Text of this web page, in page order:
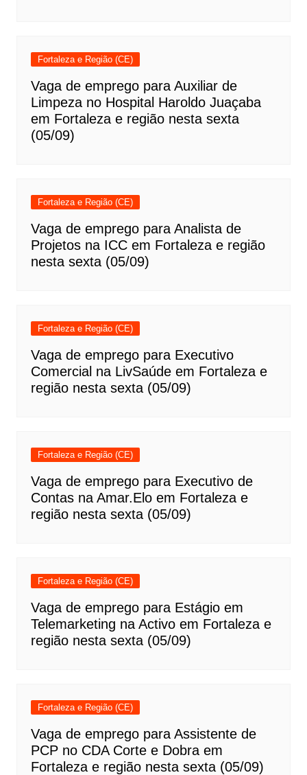
Fortaleza e Região (CE)
Vaga de emprego para Auxiliar de
Limpeza no Hospital Haroldo Juaçaba
em Fortaleza e região nesta sexta
(05/09)
Fortaleza e Região (CE)
Vaga de emprego para Analista de
Projetos na ICC em Fortaleza e região
nesta sexta (05/09)
Fortaleza e Região (CE)
Vaga de emprego para Executivo
Comercial na LivSaúde em Fortaleza e
região nesta sexta (05/09)
Fortaleza e Região (CE)
Vaga de emprego para Executivo de
Contas na Amar.Elo em Fortaleza e
região nesta sexta (05/09)
Fortaleza e Região (CE)
Vaga de emprego para Estágio em
Telemarketing na Activo em Fortaleza e
região nesta sexta (05/09)
Fortaleza e Região (CE)
Vaga de emprego para Assistente de
PCP no CDA Corte e Dobra em
Fortaleza e região nesta sexta (05/09)